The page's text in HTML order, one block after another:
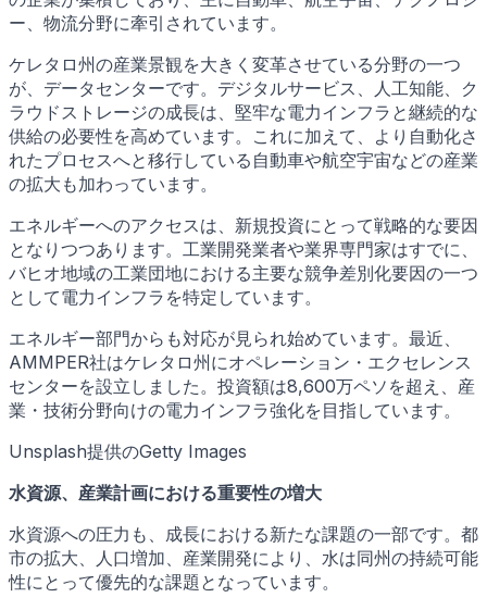
ー、物流分野に牽引されています。
ケレタロ州の産業景観を大きく変革させている分野の一つ
が、データセンターです。デジタルサービス、人工知能、ク
ラウドストレージの成長は、堅牢な電力インフラと継続的な
供給の必要性を高めています。これに加えて、より自動化さ
れたプロセスへと移行している自動車や航空宇宙などの産業
の拡大も加わっています。
エネルギーへのアクセスは、新規投資にとって戦略的な要因
となりつつあります。工業開発業者や業界専門家はすでに、
バヒオ地域の工業団地における主要な競争差別化要因の一つ
として電力インフラを特定しています。
エネルギー部門からも対応が見られ始めています。最近、
AMMPER社はケレタロ州にオペレーション・エクセレンス
センターを設立しました。投資額は8,600万ペソを超え、産
業・技術分野向けの電力インフラ強化を目指しています。
Unsplash提供のGetty Images
水資源、産業計画における重要性の増大
水資源への圧力も、成長における新たな課題の一部です。都
市の拡大、人口増加、産業開発により、水は同州の持続可能
性にとって優先的な課題となっています。